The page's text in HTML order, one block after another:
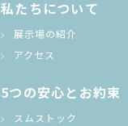
私たちについて
展示場の紹介
アクセス
5つの安心とお約束
スムストック